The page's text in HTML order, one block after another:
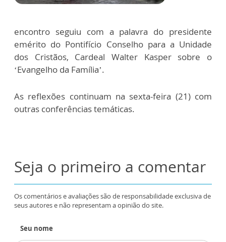
encontro seguiu com a palavra do presidente
emérito do Pontifício Conselho para a Unidade
dos Cristãos, Cardeal Walter Kasper sobre o
‘Evangelho da Família’.
As reflexões continuam na sexta-feira (21) com
outras conferências temáticas.
Seja o primeiro a comentar
Os comentários e avaliações são de responsabilidade exclusiva de
seus autores e não representam a opinião do site.
Seu nome